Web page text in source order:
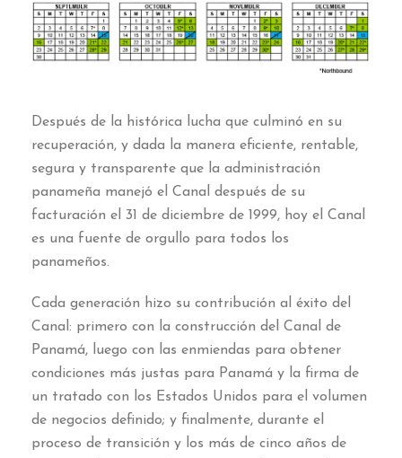
Después de la histórica lucha que culminó en su
recuperación, y dada la manera eficiente, rentable,
segura y transparente que la administración
panameña manejó el Canal después de su
facturación el
31 de diciembre de 1999, hoy el Canal
es una fuente de orgullo para todos los
panameños.
Cada generación hizo su contribución al éxito del
Canal : primero con la construcción del Canal de
Panamá,
luego con las enmiendas para obtener
condiciones más justas para Panamá y la firma de
un tratado con los Estados Unidos para el volumen
de negocios definido; y finalmente, durante el
proceso de transición y los más de cinco años de